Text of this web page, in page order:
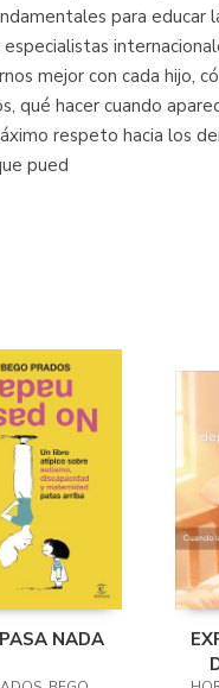
para
mejor con cada hijo,
qué hacer cuando
respeto hacia los
pued
NADA